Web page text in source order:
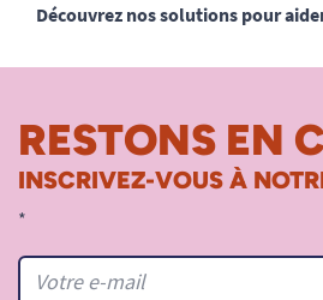
Découvrez nos solutions pour
RESTONS EN
INSCRIVEZ-VOUS À
*